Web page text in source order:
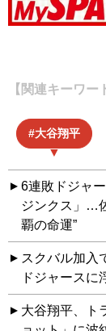
【関連キーワー
大谷翔平
6連敗ドジャ
ジンクス」…
覇の命運”
スクバル加入
ドジャースに
大谷翔平、ト